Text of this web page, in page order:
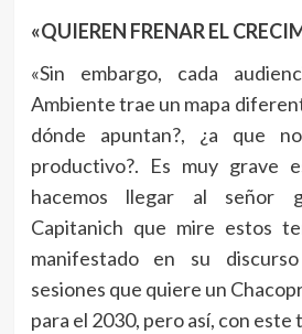
«QUIEREN FRENAR EL
«Sin embargo, cada
Ambiente trae un mapa
dónde apuntan?, ¿a que
productivo?. Es muy grave
hacemos llegar al señor
Capitanich que mire estos
manifestado en su
sesiones que quiere un
para el 2030, pero así, con